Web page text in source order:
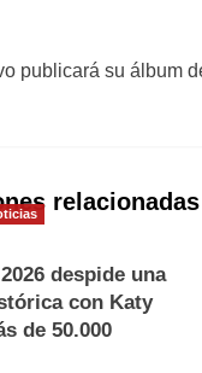
publicará su álbum
relacionadas
despide una
con Katy
de 50.000